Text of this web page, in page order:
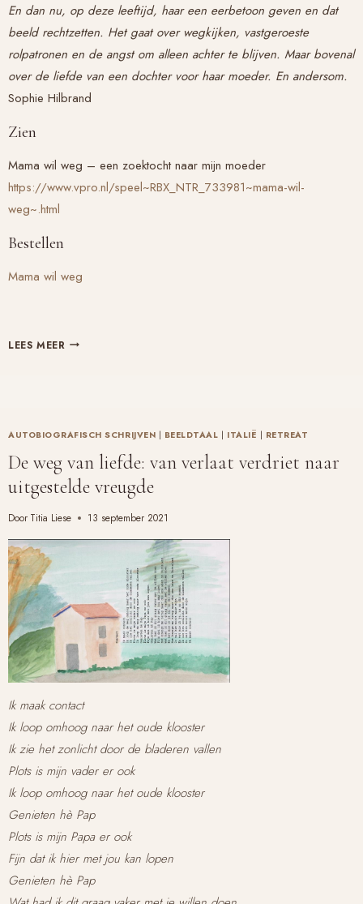
En dan nu, op deze leeftijd, haar een eerbetoon geven en dat
beeld rechtzetten. Het gaat over wegkijken, vastgeroeste
rolpatronen en de angst om alleen achter te blijven. Maar bovenal
over de liefde van een dochter voor haar moeder. En andersom.
Sophie Hilbrand
Zien
Mama wil weg – een zoektocht naar mijn moeder
https://www.vpro.nl/speel~RBX_NTR_733981~mama-wil-
weg~.html
Bestellen
Mama wil weg
LEES MEER MAMA
ZOEKTOCHT
MIJN
MOEDER
AUTOBIOGRAFISCH SCHRIJVEN | BEELDTAAL | ITALIË | RETREAT
De weg van liefde: van verlaat verdriet naar
uitgestelde vreugde
Door Titia Liese 13 september 2021
Ik maak contact
Ik loop omhoog naar het oude klooster
Ik zie het zonlicht door de bladeren vallen
Plots is mijn vader er ook
Ik loop omhoog naar het oude klooster
Genieten hè Pap
Plots is mijn Papa er ook
Fijn dat ik hier met jou kan lopen
Genieten hè Pap